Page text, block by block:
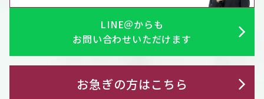
LINE＠からも
お問い合わせいただけます
お急ぎの方はこちら